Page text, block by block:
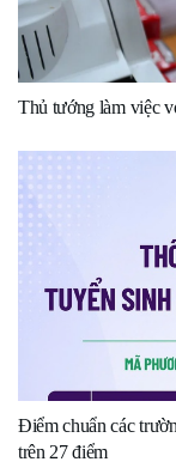
Thủ tướng làm việc
Điểm chuẩn các
trên 27 điểm